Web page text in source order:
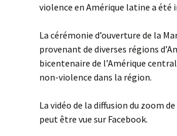
violence en Amérique latine a été
La cérémonie d’ouverture de la
provenant de diverses régions
bicentenaire de l’Amérique
non-violence dans la région.
La vidéo de la diffusion du zoom
peut être vue sur Facebook.